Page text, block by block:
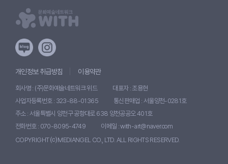
개인정보 취급방침 이용약관
회사명 : (주)문화예술네트워크 위드
대표자 : 조용현
사업자등록번호 : 323-88-01365
통신판매업 : 서울양천-0281호
주소 : 서울특별시 양천구 공항대로 638 양천공공오 401호
전화번호 : 070-8095-4749
이메일 : with-art@naver.com
COPYRIGHT ⒞ MEDIANGEL CO., LTD. ALL RIGHTS RESERVED.